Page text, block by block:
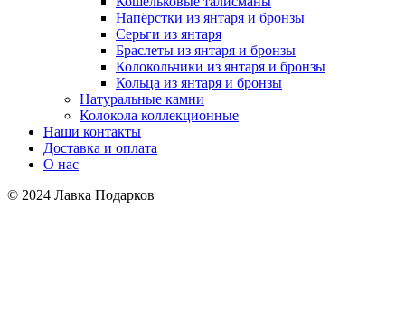
Напёрстки из янтаря и бронзы
Серьги из янтаря
Браслеты из янтаря и бронзы
Колокольчики из янтаря и бронзы
Кольца из янтаря и бронзы
Натуральные камни
Колокола коллекционные
Наши контакты
Доставка и оплата
О нас
© 2024 Лавка Подарков